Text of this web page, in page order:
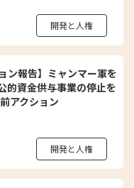
開発と人権
ン報告】ミャンマー軍を
的資金供与事業の停止を
アクション
開発と人権